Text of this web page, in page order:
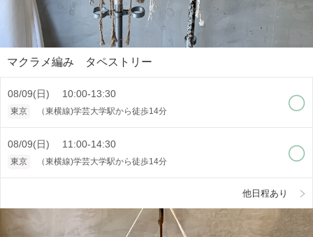
マクラメ編み タペストリー
08/09(日) 10:00-13:30
東京 （東横線)学芸大学駅から徒歩14分
08/09(日) 11:00-14:30
東京 （東横線)学芸大学駅から徒歩14分
他日程あり